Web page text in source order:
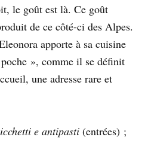
le goût est là. Ce goût
de ce côté-ci des Alpes.
apporte à sa cuisine
», comme il se définit
une adresse rare et
e antipasti (entrées) ;